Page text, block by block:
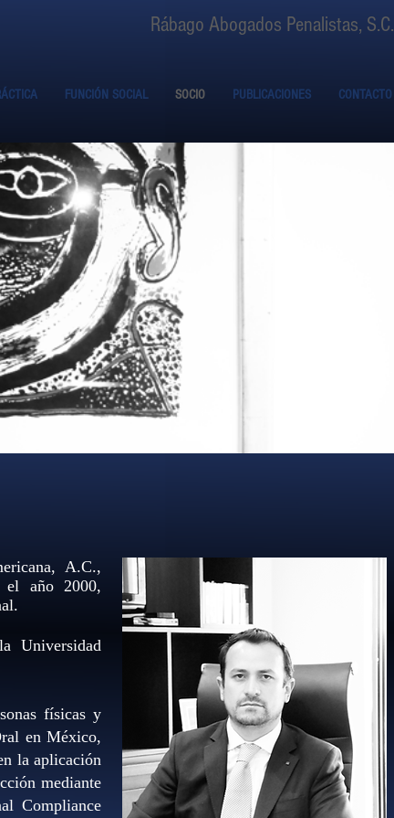
Rábago Abogados Penalistas, S.C.
FUNCIÓN SOCIAL SOCIO PUBLICACIONES CONTACTO
A.C.,
el año 2000,
Universidad
físicas y
en México,
la aplicación
mediante
Compliance